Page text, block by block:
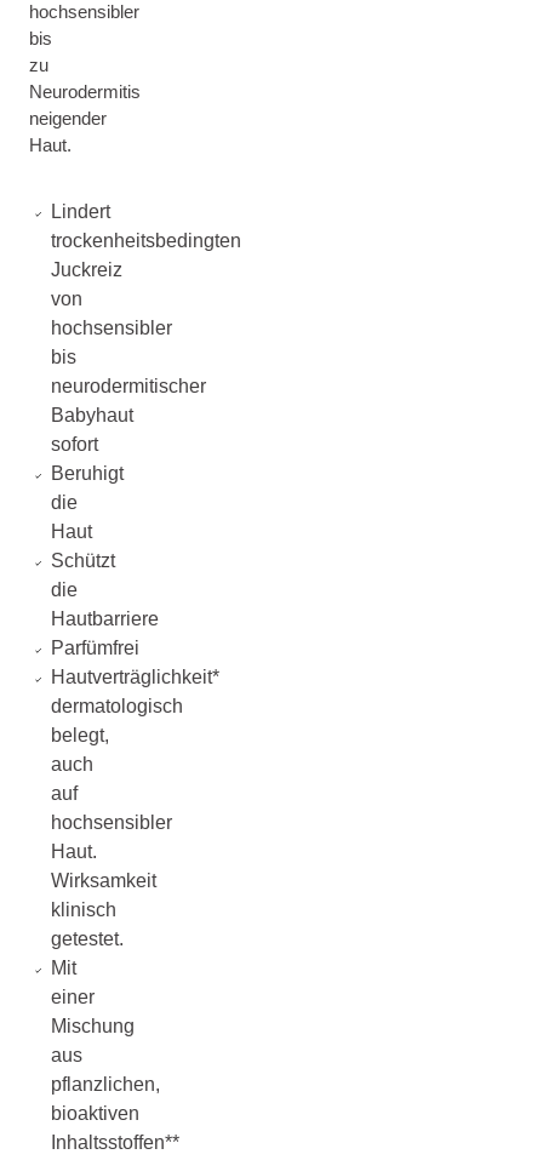
hochsensibler
bis
zu
Neurodermitis
neigender
Haut.
Lindert
trockenheitsbedingten
Juckreiz
von
hochsensibler
bis
neurodermitischer
Babyhaut
sofort
Beruhigt
die
Haut
Schützt
die
Hautbarriere
Parfümfrei
Hautverträglichkeit*
dermatologisch
belegt,
auch
auf
hochsensibler
Haut.
Wirksamkeit
klinisch
getestet.
Mit
einer
Mischung
aus
pflanzlichen,
bioaktiven
Inhaltsstoffen**